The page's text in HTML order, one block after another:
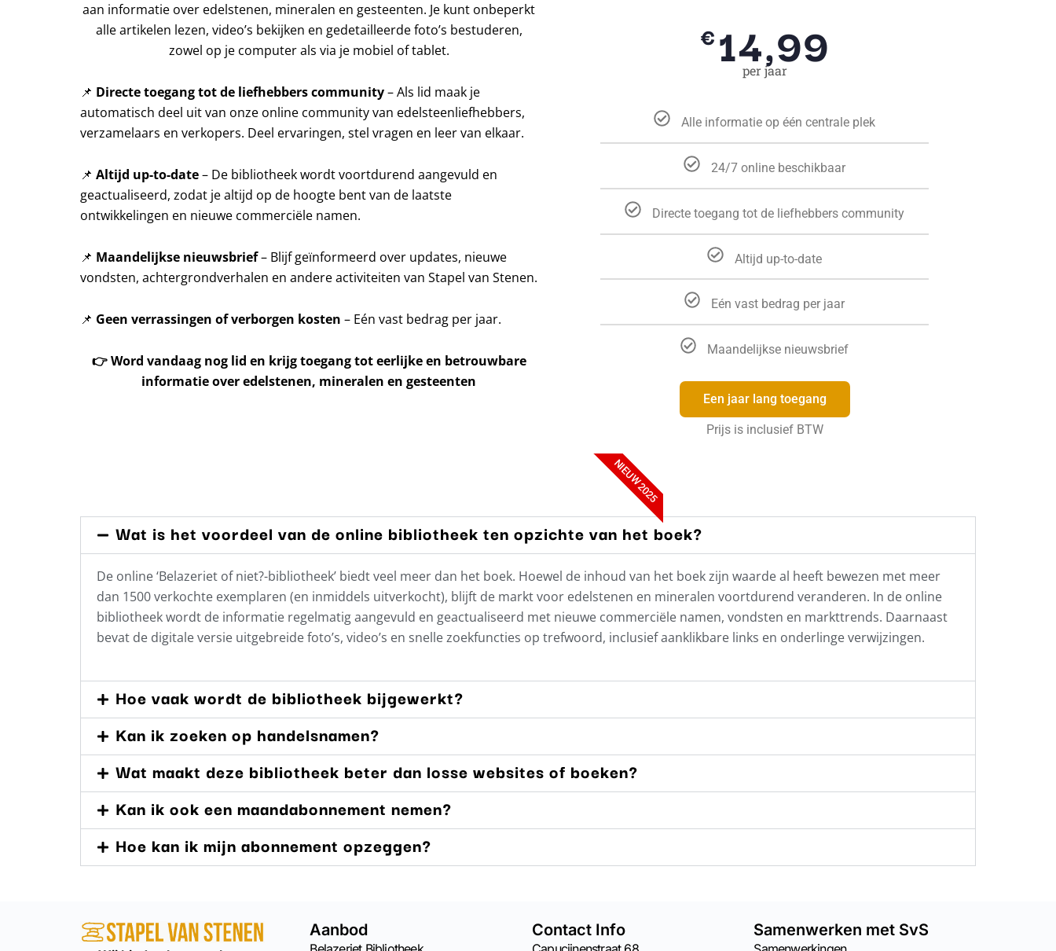
aan informatie over edelstenen, mineralen en gesteenten. Je kunt onbeperkt
alle artikelen lezen, video’s bekijken en gedetailleerde foto’s bestuderen,
zowel op je computer als via je mobiel of tablet.
📌 Directe toegang tot de liefhebbers community– Als lid maak je
automatisch deel uit van onze online community van edelsteenliefhebbers,
verzamelaars en verkopers. Deel ervaringen, stel vragen en leer van elkaar.
📌 Altijd up-to-date– De bibliotheek wordt voortdurend aangevuld en
geactualiseerd, zodat je altijd op de hoogte bent van de laatste
ontwikkelingen en nieuwe commerciële namen.
📌 Maandelijkse nieuwsbrief– Blijf geïnformeerd over updates, nieuwe
vondsten, achtergrondverhalen en andere activiteiten van Stapel van Stenen.
📌 Geen verrassingen of verborgen kosten – Eén vast bedrag per jaar.
👉Word vandaag nog lid en krijg toegang tot eerlijke en betrouwbare
informatie over edelstenen, mineralen en gesteenten
€14,99
per jaar
Alle informatie op één centrale plek
24/7 online beschikbaar
Directe toegang tot de liefhebbers community
Altijd up-to-date
Eén vast bedrag per jaar
Maandelijkse nieuwsbrief
Een jaar lang toegang
Prijs is inclusief BTW
NIEUW 2025
Wat is het voordeel van de online bibliotheek ten opzichte van het boek?
De online ‘Belazeriet of niet?-bibliotheek’ biedt veel meer dan het boek. Hoewel de inhoud van het boek zijn waarde al heeft bewezen met meer
dan 1500 verkochte exemplaren (en inmiddels uitverkocht), blijft de markt voor edelstenen en mineralen voortdurend veranderen. In de online
bibliotheek wordt de informatie regelmatig aangevuld en geactualiseerd met nieuwe commerciële namen, vondsten en markttrends. Daarnaast
bevat de digitale versie uitgebreide foto’s, video’s en snelle zoekfuncties op trefwoord, inclusief aanklikbare links en onderlinge verwijzingen.
Hoe vaak wordt de bibliotheek bijgewerkt?
Kan ik zoeken op handelsnamen?
Wat maakt deze bibliotheek beter dan losse websites of boeken?
Kan ik ook een maandabonnement nemen?
Hoe kan ik mijn abonnement opzeggen?
Aanbod Contact Info Samenwerken met SvS